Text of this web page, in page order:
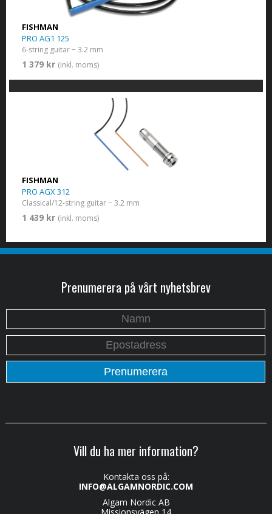
FISHMAN
PRO AG1 125
6-string guitar − 3.2 mm
1 379 kr (inkl. moms)
FISHMAN
PRO AGX 312
Classical/12-string guitar − 3.2 mm
1 439 kr (inkl. moms)
Prenumerera på vårt nyhetsbrev
Vill du ha mer information?
Kontakta oss på:
INFO@ALGAMNORDIC.COM
Algam Nordic AB